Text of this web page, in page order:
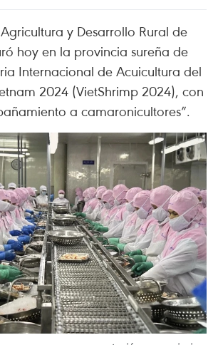
y Desarrollo Rural de
hoy en la provincia sureña de
Internacional de Acuicultura del
2024 (VietShrimp 2024), con
a camaronicultores”.